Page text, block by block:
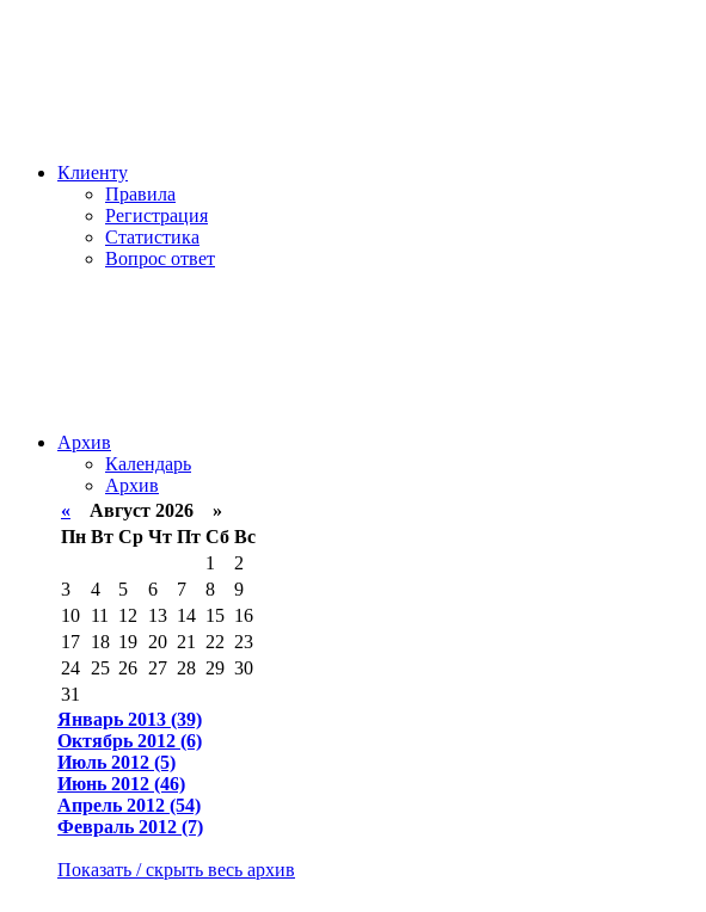
Клиенту
Правила
Регистрация
Статистика
Вопрос ответ
Архив
Календарь
Архив
« Август 2026 »
Пн Вт Ср Чт Пт Сб Вс
1
2
3
4 5 6 7 8
9
10 11 12 13 14 15 16
17 18 19 20 21 22 23
24 25 26 27 28 29 30
31
Январь 2013 (39)
Октябрь 2012 (6)
Июль 2012 (5)
Июнь 2012 (46)
Апрель 2012 (54)
Февраль 2012 (7)
Показать / скрыть весь архив